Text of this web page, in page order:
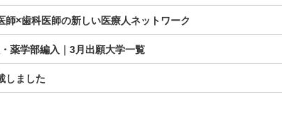
×歯科医師の新しい医療人ネットワーク
薬学部編入｜3月出願大学一覧
しました